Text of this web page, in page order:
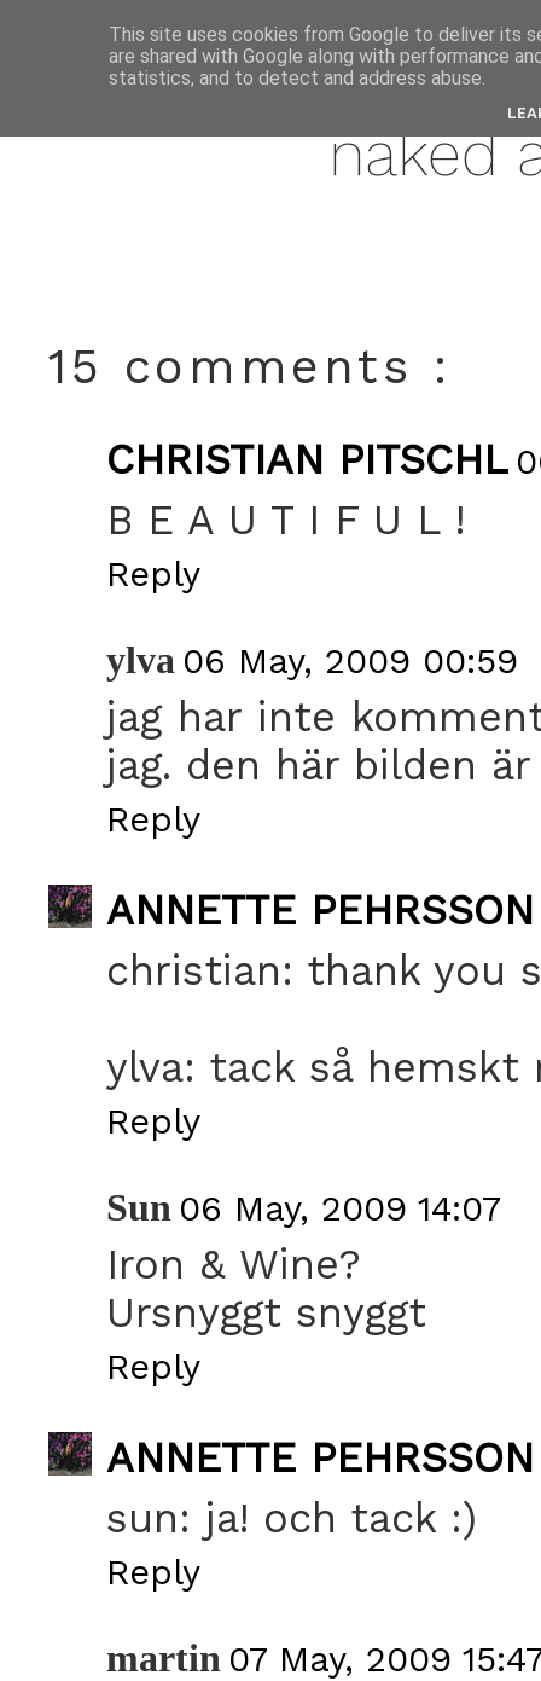
naked
15 comments :
CHRISTIAN PITSCHL
B E A U T I F U L !
Reply
ylva 06 May, 2009 00:59
jag har inte
jag. den här bilden
Reply
ANNETTE PEHRSSON
christian: thank you
ylva: tack så hemskt
Reply
Sun 06 May, 2009 14:07
Iron & Wine?
Ursnyggt snyggt
Reply
ANNETTE PEHRSSON
sun: ja! och tack :)
Reply
martin 07 May, 2009
This site uses cookies from Google to deliver its
are shared with Google along with performance
statistics, and to detect and address abuse.